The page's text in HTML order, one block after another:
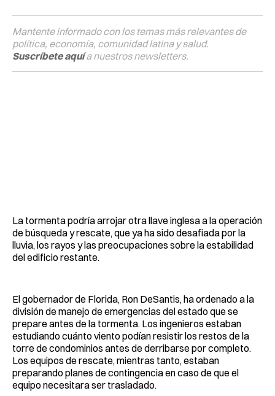
Mantente informado con los temas más relevantes de
política, economía, comunidad latina y salud.
Suscríbete aquía nuestros newsletters.
La tormenta podría arrojar otra llave inglesa a la operación
de búsqueda y rescate, que ya ha sido desafiada por la
lluvia, los rayos y las preocupaciones sobre la estabilidad
del edificio restante.
El gobernador de Florida, Ron DeSantis, ha ordenado a la
división de manejo de emergencias del estado que se
prepare antes de la tormenta. Los ingenieros estaban
estudiando cuánto viento podían resistir los restos de la
torre de condominios antes de derribarse por completo.
Los equipos de rescate, mientras tanto, estaban
preparando planes de contingencia en caso de que el
equipo necesitara ser trasladado.